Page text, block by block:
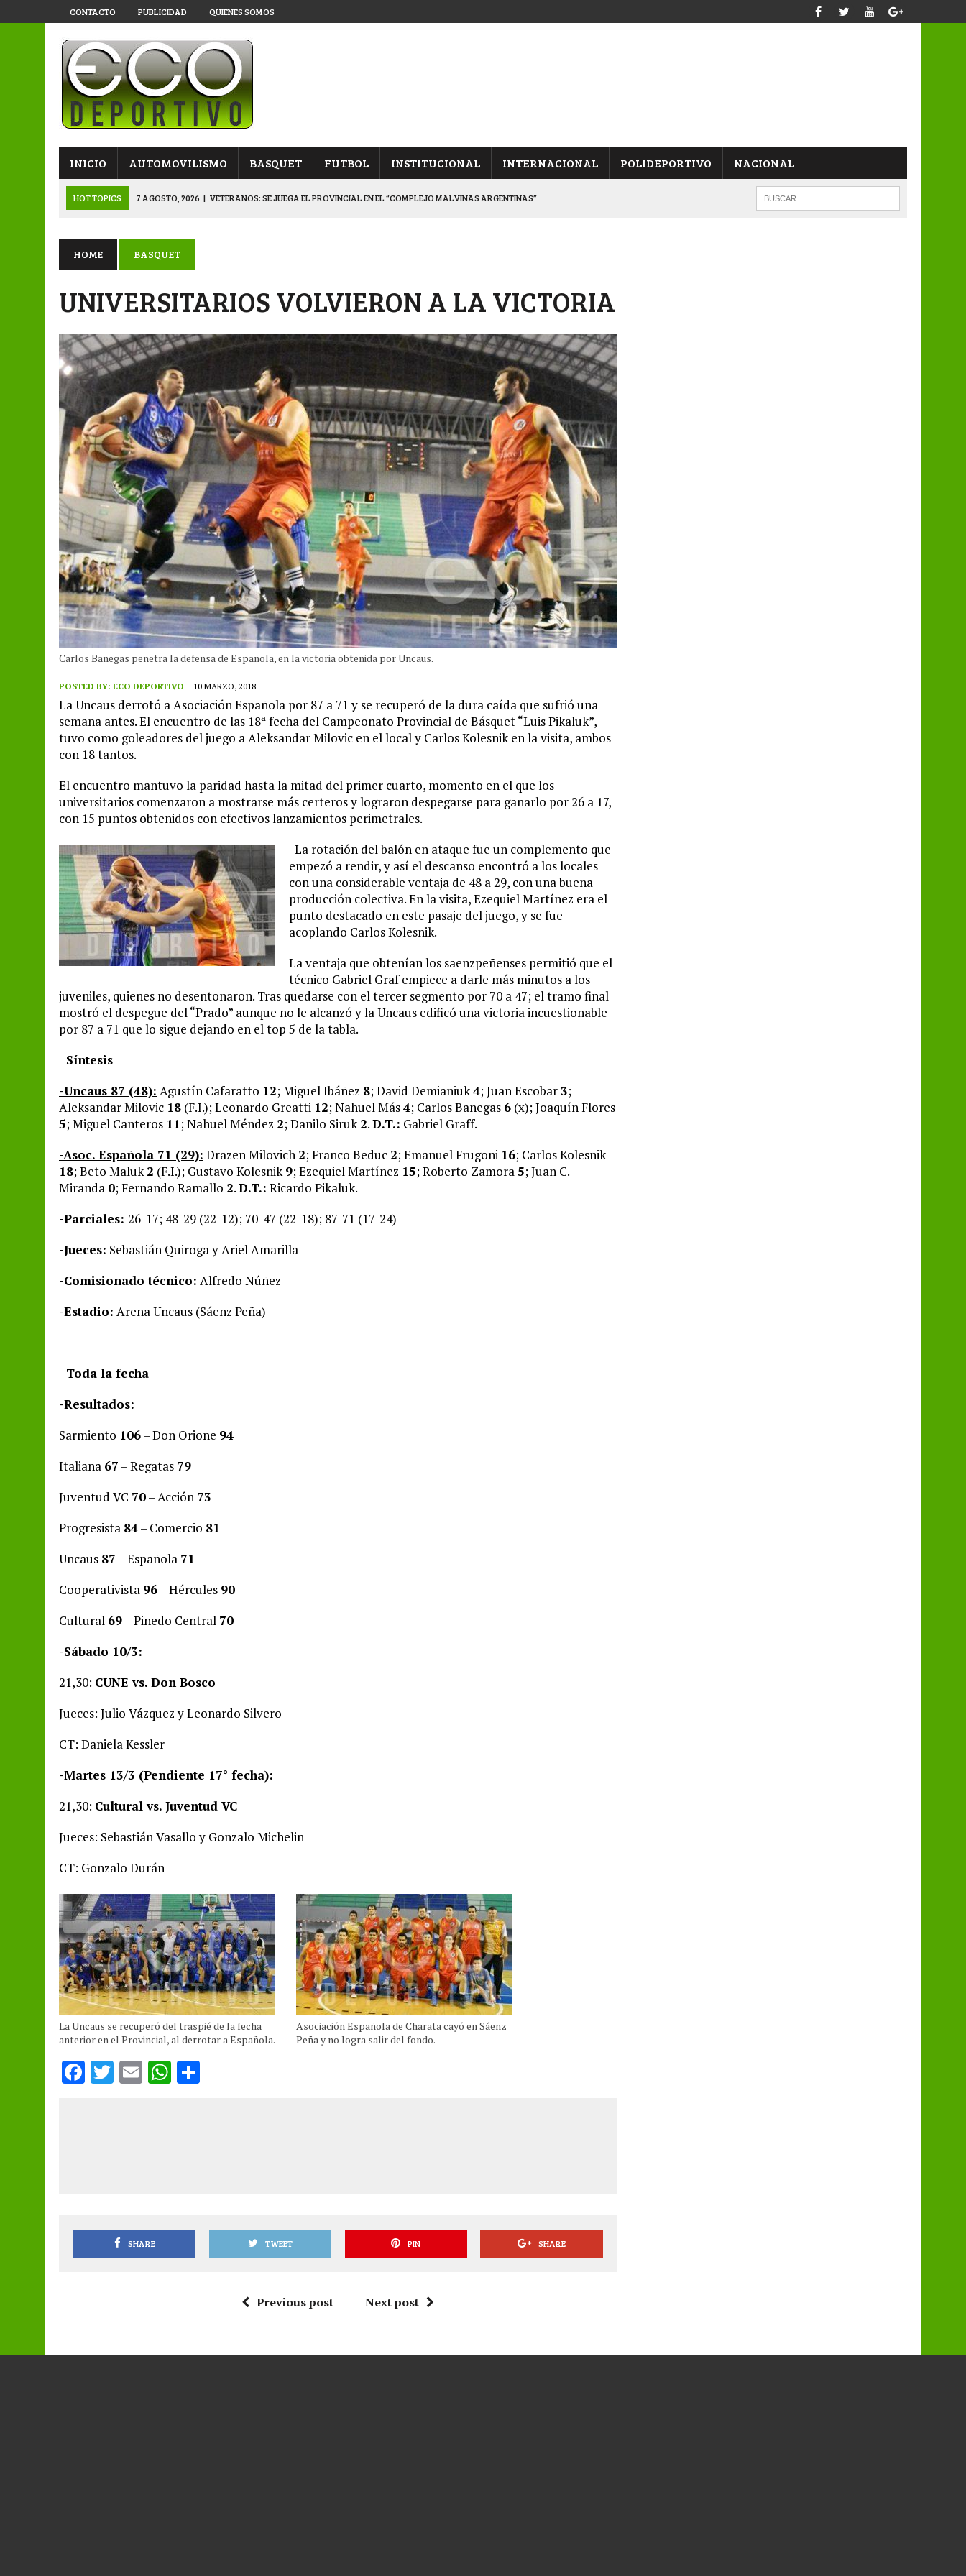
CONTACTO PUBLICIDAD QUIENES SOMOS
INICIO AUTOMOVILISMO BASQUET FUTBOL INSTITUCIONAL INTERNACIONAL POLIDEPORTIVO NACIONAL
HOT TOPICS 7 AGOSTO, 2026 | VETERANOS: SE JUEGA EL PROVINCIAL EN EL “COMPLEJO MALVINAS ARGENTINAS”
6 AGOSTO, 2026 | SUB 20: TRIUNFO Y CLASIFICACIÓN DE LOS “ALBICELESTES”
8 AGOSTO, 2026 | PRIMERA B: EL “GALLITO” Y EL “DECANO”, DUELO SEMIFINAL EN PAMPA
HOME BASQUET
UNIVERSITARIOS VOLVIERON A LA VICTORIA
Carlos Banegas penetra la defensa de Española, en la victoria obtenida por Uncaus.
POSTED BY: ECO DEPORTIVO 10 MARZO, 2018
La Uncaus derrotó a Asociación Española por 87 a 71 y se recuperó de la dura caída que sufrió una
semana antes. El encuentro de las 18ª fecha del Campeonato Provincial de Básquet “Luis Pikaluk”,
tuvo como goleadores del juego a Aleksandar Milovic en el local y Carlos Kolesnik en la visita, ambos
con 18 tantos.
El encuentro mantuvo la paridad hasta la mitad del primer cuarto, momento en el que los
universitarios comenzaron a mostrarse más certeros y lograron despegarse para ganarlo por 26 a 17,
con 15 puntos obtenidos con efectivos lanzamientos perimetrales.
La rotación del balón en ataque fue un complemento que
empezó a rendir, y así el descanso encontró a los locales
con una considerable ventaja de 48 a 29, con una buena
producción colectiva. En la visita, Ezequiel Martínez era el
punto destacado en este pasaje del juego, y se fue
acoplando Carlos Kolesnik.
La ventaja que obtenían los saenzpeñenses permitió que el
técnico Gabriel Graf empiece a darle más minutos a los
juveniles, quienes no desentonaron. Tras quedarse con el tercer segmento por 70 a 47; el tramo final
mostró el despegue del “Prado” aunque no le alcanzó y la Uncaus edificó una victoria incuestionable
por 87 a 71 que lo sigue dejando en el top 5 de la tabla.
Síntesis
-Uncaus 87 (48): Agustín Cafaratto 12; Miguel Ibáñez 8; David Demianiuk4; Juan Escobar3;
Aleksandar Milovic 18 (F.I.); Leonardo Greatti 12; Nahuel Más4; Carlos Banegas 6 (x); Joaquín Flores
5; Miguel Canteros 11; Nahuel Méndez 2; Danilo Siruk2.D.T.: Gabriel Graff.
-Asoc. Española 71 (29): Drazen Milovich 2; Franco Beduc 2; Emanuel Frugoni 16; Carlos Kolesnik
18; Beto Maluk2 (F.I.); Gustavo Kolesnik9; Ezequiel Martínez 15; Roberto Zamora5; Juan C.
Miranda 0; Fernando Ramallo 2.D.T.: Ricardo Pikaluk.
-Parciales: 26-17; 48-29 (22-12); 70-47 (22-18); 87-71 (17-24)
-Jueces: Sebastián Quiroga y Ariel Amarilla
-Comisionado técnico: Alfredo Núñez
-Estadio: Arena Uncaus (Sáenz Peña)
Toda la fecha
-Resultados:
Sarmiento 106– Don Orione 94
Italiana 67 – Regatas 79
Juventud VC 70– Acción 73
Progresista 84– Comercio 81
Uncaus 87 – Española 71
Cooperativista 96– Hércules 90
Cultural 69– Pinedo Central 70
-Sábado 10/3:
21,30: CUNE vs. Don Bosco
Jueces: Julio Vázquez y Leonardo Silvero
CT: Daniela Kessler
-Martes 13/3 (Pendiente 17° fecha):
21,30: Cultural vs. Juventud VC
Jueces: Sebastián Vasallo y Gonzalo Michelin
CT: Gonzalo Durán
La Uncaus se recuperó del traspié de la fecha
anterior en el Provincial, al derrotar a Española.
Asociación Española de Charata cayó en Sáenz
Peña y no logra salir del fondo.
F T E W
SHARE TWEET PIN SHARE
Previous post Next post